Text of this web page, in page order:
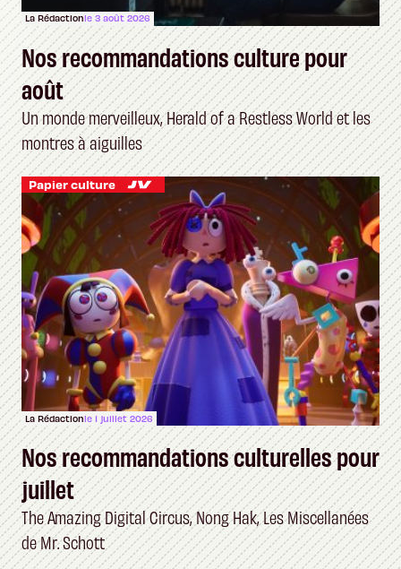
La Rédactionle 3 août 2026
Nos recommandations culture pour
août
Un monde merveilleux, Herald of a Restless World et les
montres à aiguilles
Papier culture
La Rédactionle 1 juillet 2026
Nos recommandations culturelles pour
juillet
The Amazing Digital Circus, Nong Hak, Les Miscellanées
de Mr. Schott